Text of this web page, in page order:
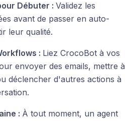
Débuter : Validez les
avant de passer en auto-
leur qualité.
: Liez CrocoBot à vos
envoyer des emails, mettre à
déclencher d'autres actions à
: À tout moment, un agent